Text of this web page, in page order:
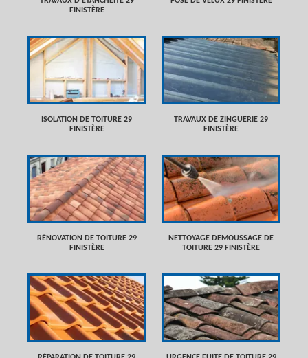
FINISTÈRE
ISOLATION DE TOITURE 29
FINISTÈRE
TRAVAUX DE ZINGUERIE 29
FINISTÈRE
RÉNOVATION DE TOITURE 29
FINISTÈRE
NETTOYAGE DEMOUSSAGE DE
TOITURE 29 FINISTÈRE